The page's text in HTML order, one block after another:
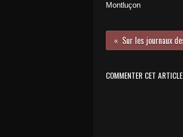
Montluçon
COMMENTER CET ARTICLE